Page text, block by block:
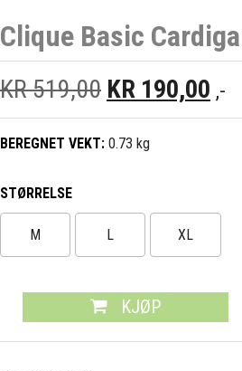
Clique Basic
KR519,00 KR 190,00 ,-
BEREGNET VEKT: 0.73 kg
STØRRELSE
M L XL
KJØP